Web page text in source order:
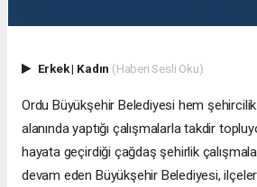
Erkek| Kadın (Haberi Sesli Oku)
Ordu Büyükşehir Belediyesi hem
alanında yaptığı çalışmalarla takdir
hayata geçirdiği çağdaş şehirlik
devam eden Büyükşehir Belediyesi,